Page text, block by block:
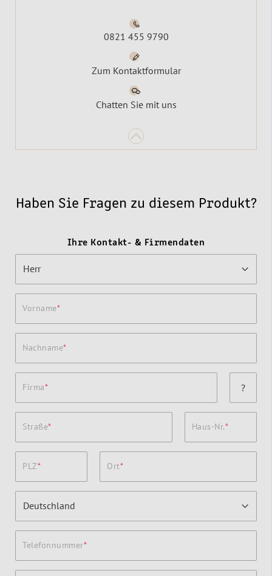
0821 455 9790
Zum Kontaktformular
Chatten Sie mit uns
Haben Sie Fragen zu diesem Produkt?
Ihre Kontakt- & Firmendaten
Vorname
Nachname
Firma ?
Straße Haus-Nr.
PLZ Ort
Telefonnummer